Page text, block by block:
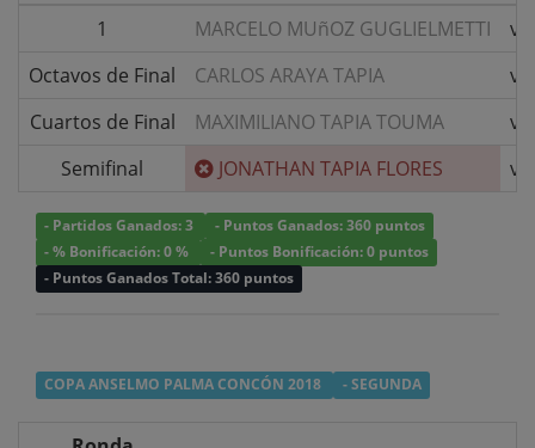
1
MARCELO MUñOZ GUGLIELMETTI
v/s
Octavos de Final
CARLOS ARAYA TAPIA
v/s
Cuartos de Final
MAXIMILIANO TAPIA TOUMA
v/s
Semifinal
JONATHAN TAPIA FLORES v/s
- Partidos Ganados: 3
- Puntos Ganados: 360 puntos
- % Bonificación: 0 %
- Puntos Bonificación: 0 puntos
- Puntos Ganados Total: 360 puntos
COPA ANSELMO PALMA CONCÓN 2018 - SEGUNDA